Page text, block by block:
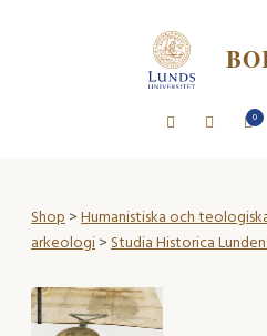
0
Shop>Humanistiska och
arkeologi>Studia Historica